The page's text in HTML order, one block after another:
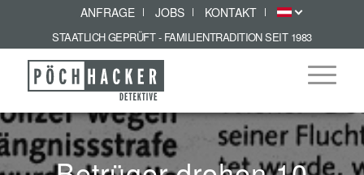
ANFRAGE JOBS KONTAKT
STAATLICH GEPRÜFT - FAMILIENTRADITION SEIT 1983